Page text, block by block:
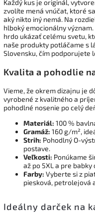
Každý kus je originál,
zvolíte mená vnúčat, ktoré
aký nikto iný nemá. Na
hlboký emocionálny
hrdo ukázať celému svetu,
naše produkty potláčame s
Slovensku, čím podporujete
Kvalita a pohodlie
Vieme, že okrem dizajnu je
vyrobené z kvalitného a
pohodlné nosenie po celý
Materiál: 100 %
Gramáž: 160 g/m²,
Strih: Pohodlný O-
postave.
Veľkosti: Ponúkame
až po 5XL a pre babky
Farby: Vyberte si z
piesková, petrolejová
Ideálny darček na